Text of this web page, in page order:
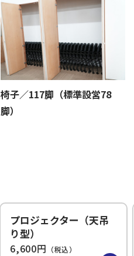
椅子／117脚（標準設営78
脚）
プロジェクター（天吊
り型）
6,600円 （税込）